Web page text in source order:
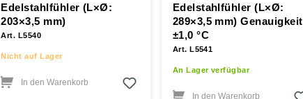
Edelstahlfühler (L×Ø:
203×3,5 mm)
Art. L5540
Nicht auf Lager
In den Warenkorb
Edelstahlfühler (L×Ø:
289×3,5 mm) Genauigkeit
±1,0 °C
Art. L5541
An Lager verfügbar
In den Warenkorb